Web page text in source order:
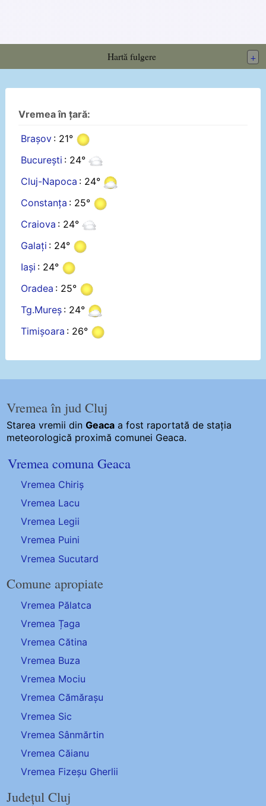
Hartă fulgere +
Vremea în țară:
Brașov : 21°
București : 24°
Cluj-Napoca : 24°
Constanța : 25°
Craiova : 24°
Galați : 24°
Iași : 24°
Oradea : 25°
Tg.Mureș : 24°
Timișoara : 26°
Vremea în jud Cluj
Starea vremii dinGeaca a fost raportată de stația
meteorologică proximă comunei Geaca.
Vremea comuna Geaca
Vremea Chiriș
Vremea Lacu
Vremea Legii
Vremea Puini
Vremea Sucutard
Comune apropiate
Vremea Pălatca
Vremea Țaga
Vremea Cătina
Vremea Buza
Vremea Mociu
Vremea Cămărașu
Vremea Sic
Vremea Sânmărtin
Vremea Căianu
Vremea Fizeșu Gherlii
Județul Cluj